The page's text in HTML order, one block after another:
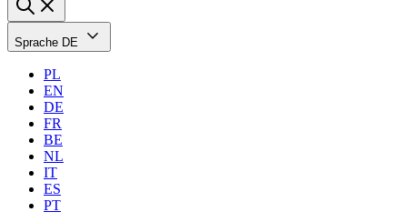
Sprache DE
PL
EN
DE
FR
BE
NL
IT
ES
PT